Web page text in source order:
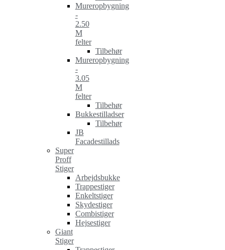
Mureropbygning
-
2.50
M
felter
Tilbehør
Mureropbygning
-
3.05
M
felter
Tilbehør
Bukkestilladser
Tilbehør
JB
Facadestillads
Super
Proff
Stiger
Arbejdsbukke
Trappestiger
Enkeltstiger
Skydestiger
Combistiger
Hejsestiger
Giant
Stiger